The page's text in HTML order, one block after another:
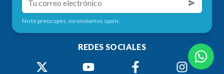
No te preocupes, no enviamos spam.
REDES SOCIALES